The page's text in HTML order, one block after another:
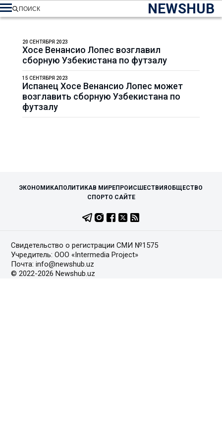
NEWSHUB
ПОИСК
Хосе Венансио Лопес возглавил
сборную Узбекистана по футзалу
20 СЕНТЯБРЯ 2023
Испанец Хосе Венансио Лопес может
возглавить сборную Узбекистана по
футзалу
15 СЕНТЯБРЯ 2023
ЭКОНОМИКАПОЛИТИКАВ МИРЕПРОИСШЕСТВИЯ ОБЩЕСТВО
СПОРТО САЙТЕ
Свидетельство о регистрации СМИ №1575
Учредитель: ООО «Intermedia Project»
Почта: info@newshub.uz
© 2022-2026 Newshub.uz